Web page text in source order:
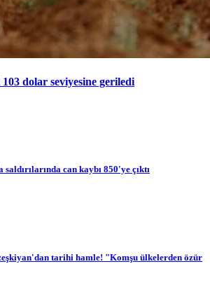
dolar seviyesine geriledi
can kaybı 850'ye çıktı
tarihi hamle! "Komşu ülkelerden özür